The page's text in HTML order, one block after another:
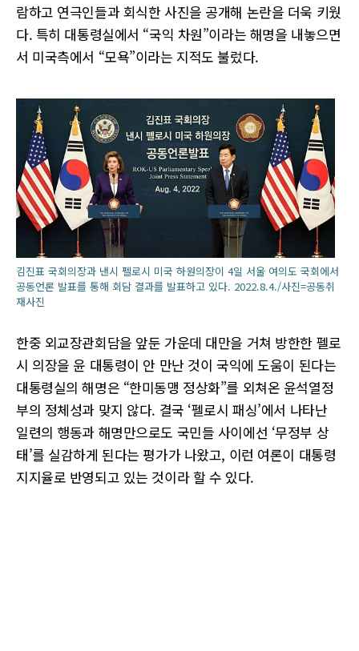
람하고 연극인들과 회식한 사진을 공개해 논란을 더욱 키웠
다. 특히 대통령실에서 “국익 차원”이라는 해명을 내놓으면
서 미국측에서 “모욕”이라는 지적도 불렀다.
김진표 국회의장과 낸시 펠로시 미국 하원의장이 4일 서울 여의도 국회에서
공동언론 발표를 통해 회담 결과를 발표하고 있다. 2022.8.4./사진=공동취
재사진
한중 외교장관회담을 앞둔 가운데 대만을 거쳐 방한한 펠로
시 의장을 윤 대통령이 안 만난 것이 국익에 도움이 된다는
대통령실의 해명은 “한미동맹 정상화”를 외쳐온 윤석열정
부의 정체성과 맞지 않다. 결국 ‘펠로시 패싱’에서 나타난
일련의 행동과 해명만으로도 국민들 사이에선 ‘무정부 상
태’를 실감하게 된다는 평가가 나왔고, 이런 여론이 대통령
지지율로 반영되고 있는 것이라 할 수 있다.